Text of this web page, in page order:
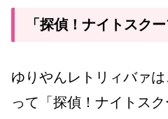
「探偵！ナイトスク
ゆりやんレトリィバァ
って「探偵！ナイトス